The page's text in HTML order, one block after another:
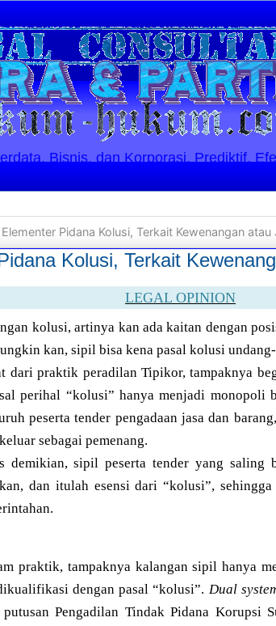
Bisnis, dan Korporasi. Prediktif,
Pidana Kolusi, Terkait Kewenangan atau
Kolusi, Terkait
LEGAL OPINION
kolusi, artinya kan ada kaitan dengan
kan, sipil bisa kena pasal kolusi
dari praktik peradilan Tipikor, tampaknya
perihal “kolusi” hanya menjadi monopoli
peserta tender pengadaan jasa dan
sebagai pemenang.
demikian, sipil peserta tender yang saling
dan itulah esensi dari “kolusi”,
praktik, tampaknya kalangan sipil hanya
dengan pasal “kolusi”. Dual
Pengadilan Tindak Pidana Korupsi